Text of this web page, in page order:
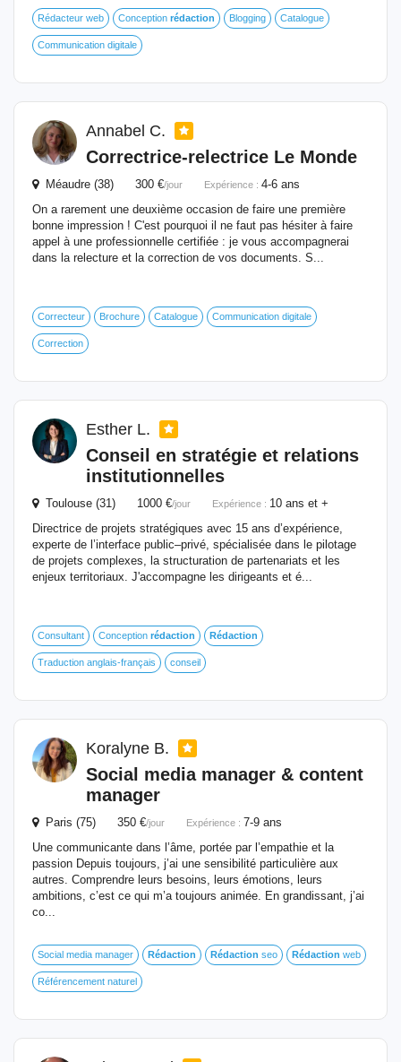
Rédacteur web Conception rédaction Blogging Catalogue
Communication digitale
Annabel C.
Correctrice-relectrice Le Monde
Méaudre (38) 300 €/jour Expérience : 4-6 ans
On a rarement une deuxième occasion de faire une première
bonne impression ! C'est pourquoi il ne faut pas hésiter à faire
appel à une professionnelle certifiée : je vous accompagnerai
dans la relecture et la correction de vos documents. S...
Correcteur Brochure Catalogue Communication digitale
Correction
Esther L.
Conseil en stratégie et relations
institutionnelles
Toulouse (31) 1000 €/jour Expérience : 10 ans et +
Directrice de projets stratégiques avec 15 ans d’expérience,
experte de l’interface public–privé, spécialisée dans le pilotage
de projets complexes, la structuration de partenariats et les
enjeux territoriaux. J'accompagne les dirigeants et é...
Consultant Conception rédaction Rédaction
Traduction anglais-français conseil
Koralyne B.
Social media manager & content
manager
Paris (75) 350 €/jour Expérience : 7-9 ans
Une communicante dans l’âme, portée par l’empathie et la
passion Depuis toujours, j’ai une sensibilité particulière aux
autres. Comprendre leurs besoins, leurs émotions, leurs
ambitions, c’est ce qui m’a toujours animée. En grandissant, j’ai
co...
Social media manager Rédaction Rédaction seo Rédaction web
Référencement naturel